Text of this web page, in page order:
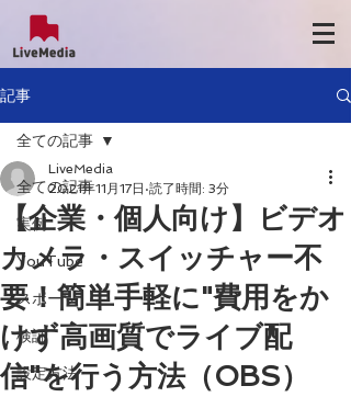
記事
全ての記事
実例
YouTube
スポーツ
検証
設定方法
全ての記事
【企業・個人向け】ビデオ
カメラ・スイッチャー不
要！簡単手軽に"費用をか
けず高画質でライブ配
信"を行う方法（OBS）
LiveMedia
2021年11月17日 読了時間: 3分